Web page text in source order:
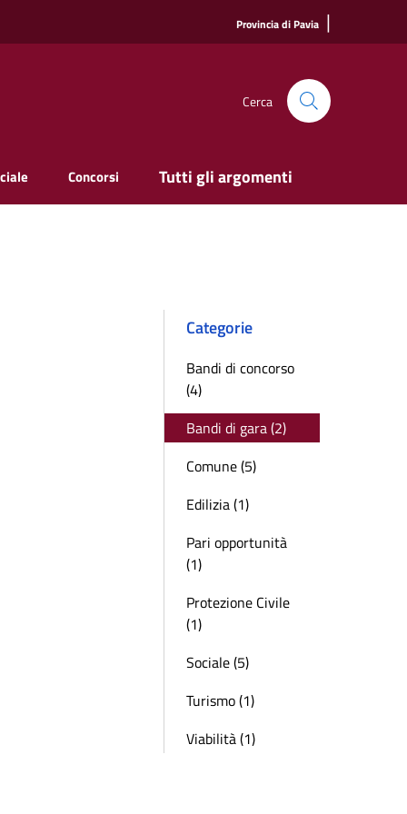
Provincia di Pavia |
Cerca
Concorsi Tutti gli argomenti
Categorie
Bandi di concorso
(4)
Bandi di gara (2)
Comune (5)
Edilizia (1)
Pari opportunità
(1)
Protezione Civile
(1)
Sociale (5)
Turismo (1)
Viabilità (1)